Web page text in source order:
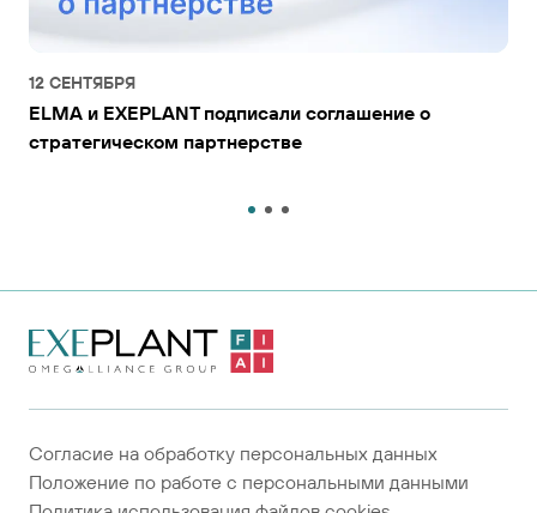
12 СЕНТЯБРЯ
ELMA и EXEPLANT подписали соглашение о
стратегическом партнерстве
На главную
страницу
Согласие на обработку персональных данных
Положение по работе с персональными данными